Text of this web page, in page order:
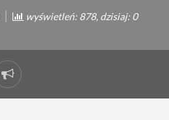
wyświetleń: 878, dzisiaj: 0
Zgłoś
problem